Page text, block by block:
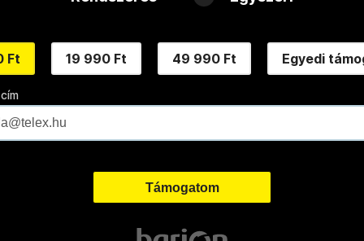
Ft 19 990 Ft 49 990 Ft Egyedi